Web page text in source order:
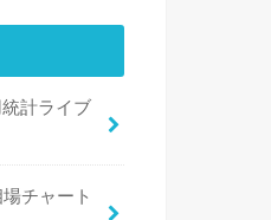
統計ライブ
チャート